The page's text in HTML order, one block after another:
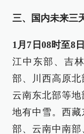
三、国内未来三
1月7日08时至8
江中东部、吉
部、川西高原北
云南东北部等
地有中雪。西
部、云南中南